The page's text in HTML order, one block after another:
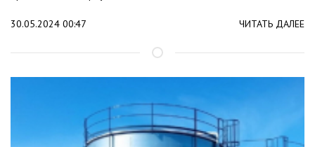
30.05.2024 00:47 ЧИТАТЬ ДАЛЕЕ